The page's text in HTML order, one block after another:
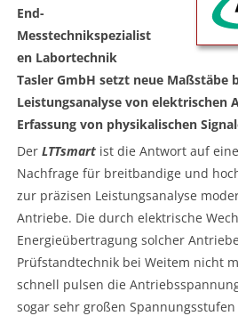
End-
Messtechnikspezialist
en Labortechnik
Tasler GmbH setzt neue Maßstäbe
Leistungsanalyse von elektrischen
Erfassung von physikalischen
Der LTTsmartist die Antwort auf
Nachfrage für breitbandige und
zur präzisen Leistungsanalyse
Antriebe. Die durch elektrische
Energieübertragung solcher
Prüfstandtechnik bei Weitem nicht
schnell pulsen die
sogar sehr großen